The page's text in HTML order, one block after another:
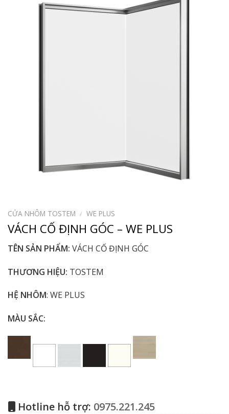
CỬA NHÔM TOSTEM / WE PLUS
VÁCH CỐ ĐỊNH GÓC – WE PLUS
TÊN SẢN PHẨM: VÁCH CỐ ĐỊNH GÓC
THƯƠNG HIỆU: TOSTEM
HỆ NHÔM: WE PLUS
MÀU SẮC:
Hotline hỗ trợ: 0975.221.245